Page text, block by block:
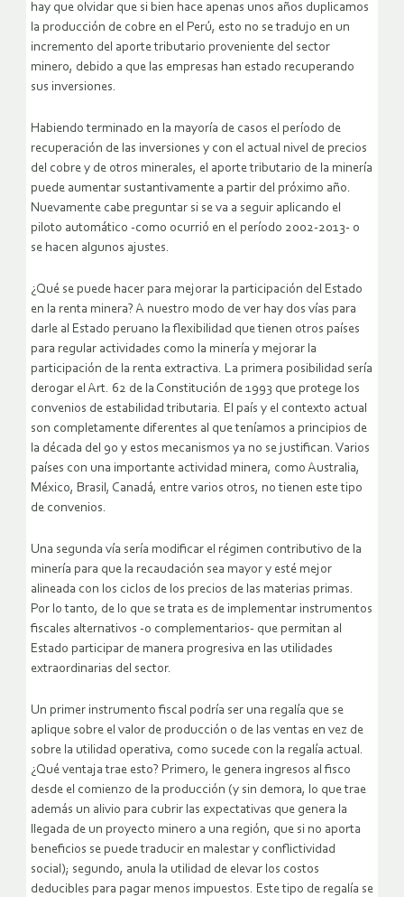
hay que olvidar que si bien hace apenas unos años duplicamos
la producción de cobre en el Perú, esto no se tradujo en un
incremento del aporte tributario proveniente del sector
minero, debido a que las empresas han estado recuperando
sus inversiones.
Habiendo terminado en la mayoría de casos el período de
recuperación de las inversiones y con el actual nivel de precios
del cobre y de otros minerales, el aporte tributario de la minería
puede aumentar sustantivamente a partir del próximo año.
Nuevamente cabe preguntar si se va a seguir aplicando el
piloto automático -como ocurrió en el período 2002-2013- o
se hacen algunos ajustes.
¿Qué se puede hacer para mejorar la participación del Estado
en la renta minera? A nuestro modo de ver hay dos vías para
darle al Estado peruano la flexibilidad que tienen otros países
para regular actividades como la minería y mejorar la
participación de la renta extractiva. La primera posibilidad sería
derogar el Art. 62 de la Constitución de 1993 que protege los
convenios de estabilidad tributaria. El país y el contexto actual
son completamente diferentes al que teníamos a principios de
la década del 90 y estos mecanismos ya no se justifican. Varios
países con una importante actividad minera, como Australia,
México, Brasil, Canadá, entre varios otros, no tienen este tipo
de convenios.
Una segunda vía sería modificar el régimen contributivo de la
minería para que la recaudación sea mayor y esté mejor
alineada con los ciclos de los precios de las materias primas.
Por lo tanto, de lo que se trata es de implementar instrumentos
fiscales alternativos -o complementarios- que permitan al
Estado participar de manera progresiva en las utilidades
extraordinarias del sector.
Un primer instrumento fiscal podría ser una regalía que se
aplique sobre el valor de producción o de las ventas en vez de
sobre la utilidad operativa, como sucede con la regalía actual.
¿Qué ventaja trae esto? Primero, le genera ingresos al fisco
desde el comienzo de la producción (y sin demora, lo que trae
además un alivio para cubrir las expectativas que genera la
llegada de un proyecto minero a una región, que si no aporta
beneficios se puede traducir en malestar y conflictividad
social); segundo, anula la utilidad de elevar los costos
deducibles para pagar menos impuestos. Este tipo de regalía se